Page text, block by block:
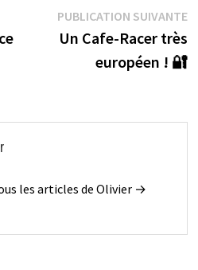
:
PUBLICATION SUIVANTE
Un Cafe-Racer très
européen ! 🔐
les articles de Olivier →